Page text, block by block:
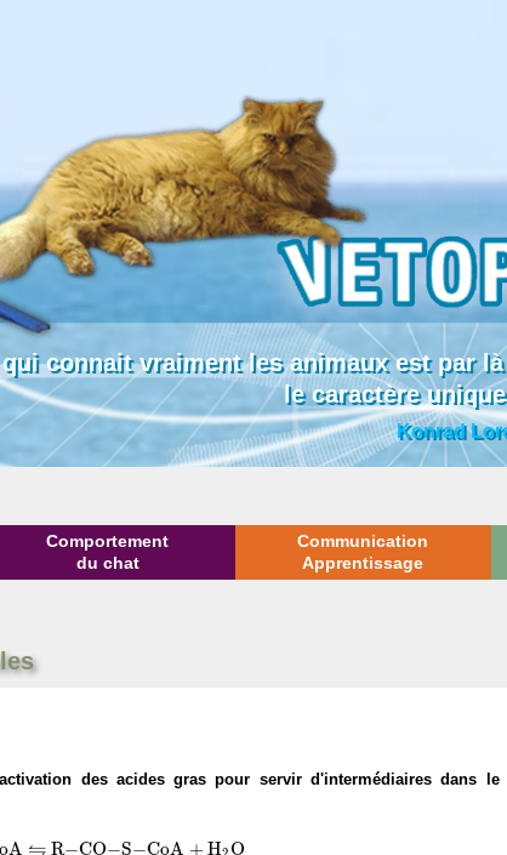
connait vraiment les animaux est par
le caractère
Konrad
Comportement
du chat
Communication
Apprentissage
des acides gras pour servir d'intermédiaires dans le
oA ⇋ R−CO−S−CoA + H O
R CO− S− Co + HX2O